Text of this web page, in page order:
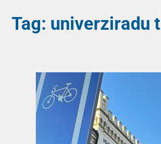
Tag: univerziradu t